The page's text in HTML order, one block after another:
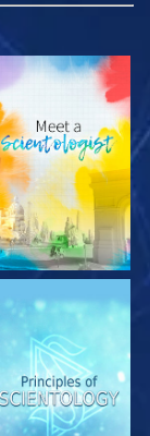
A SÉRIE